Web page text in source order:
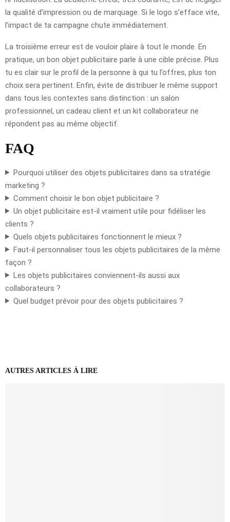
la qualité d’impression ou de marquage. Si le logo s’efface vite,
l’impact de ta campagne chute immédiatement.
La troisième erreur est de vouloir plaire à tout le monde. En
pratique, un bon objet publicitaire parle à une cible précise. Plus
tu es clair sur le profil de la personne à qui tu l’offres, plus ton
choix sera pertinent. Enfin, évite de distribuer le même support
dans tous les contextes sans distinction : un salon
professionnel, un cadeau client et un kit collaborateur ne
répondent pas au même objectif.
FAQ
Pourquoi utiliser des objets publicitaires dans sa stratégie
marketing ?
Comment choisir le bon objet publicitaire ?
Un objet publicitaire est-il vraiment utile pour fidéliser les
clients ?
Quels objets publicitaires fonctionnent le mieux ?
Faut-il personnaliser tous les objets publicitaires de la même
façon ?
Les objets publicitaires conviennent-ils aussi aux
collaborateurs ?
Quel budget prévoir pour des objets publicitaires ?
AUTRES ARTICLES À LIRE